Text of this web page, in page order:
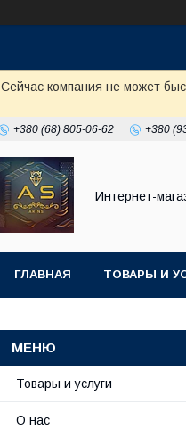
Сейчас компания не может
+380 (68) 805-06-62 +380
Интернет-
ГЛАВНАЯ ТОВАРЫ И
Товары и услуги
О нас